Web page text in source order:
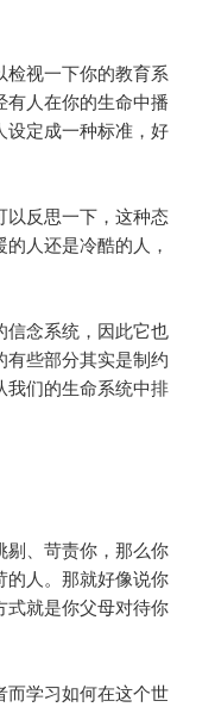
检视一下你的教育系
有人在你的生命中播
设定成一种标准，好
以反思一下，这种态
人还是冷酷的人，
信念系统，因此它也
有些部分其实是制约
我们的生命系统中排
剔、苛责你，那么你
的人。那就好像说你
式就是你父母对待你
而学习如何在这个世